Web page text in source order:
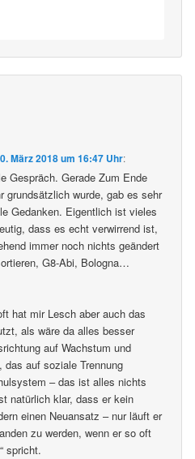
März 2018 um 16:47 Uhr:
Gespräch. Gerade Zum Ende
grundsätzlich wurde, gab es sehr
Gedanken. Eigentlich ist vieles
dass es echt verwirrend ist,
immer noch nichts geändert
G8-Abi, Bologna…
hat mir Lesch aber auch das
als wäre da alles besser
auf Wachstum und
auf soziale Trennung
– das ist alles nichts
natürlich klar, dass er kein
einen Neuansatz – nur läuft er
zu werden, wenn er so oft
spricht.